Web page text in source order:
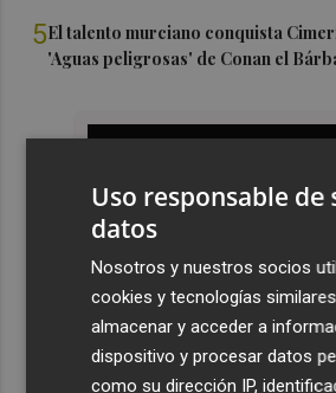
5El talento murciano conquista
'Aguas peligrosas' de Conan el
Uso responsable de
datos
Nosotros y nuestros socios
cookies y tecnologías
almacenar y acceder a
dispositivo y procesar datos
como su dirección IP,